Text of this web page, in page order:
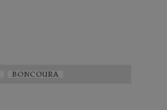
BONCOURA